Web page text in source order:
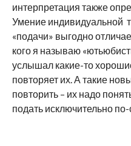
интерпретация также
Умение индивидуальной
«подачи» выгодно
кого я называю
услышал какие-то
повторяет их. А такие
повторить – их надо
подать исключительно